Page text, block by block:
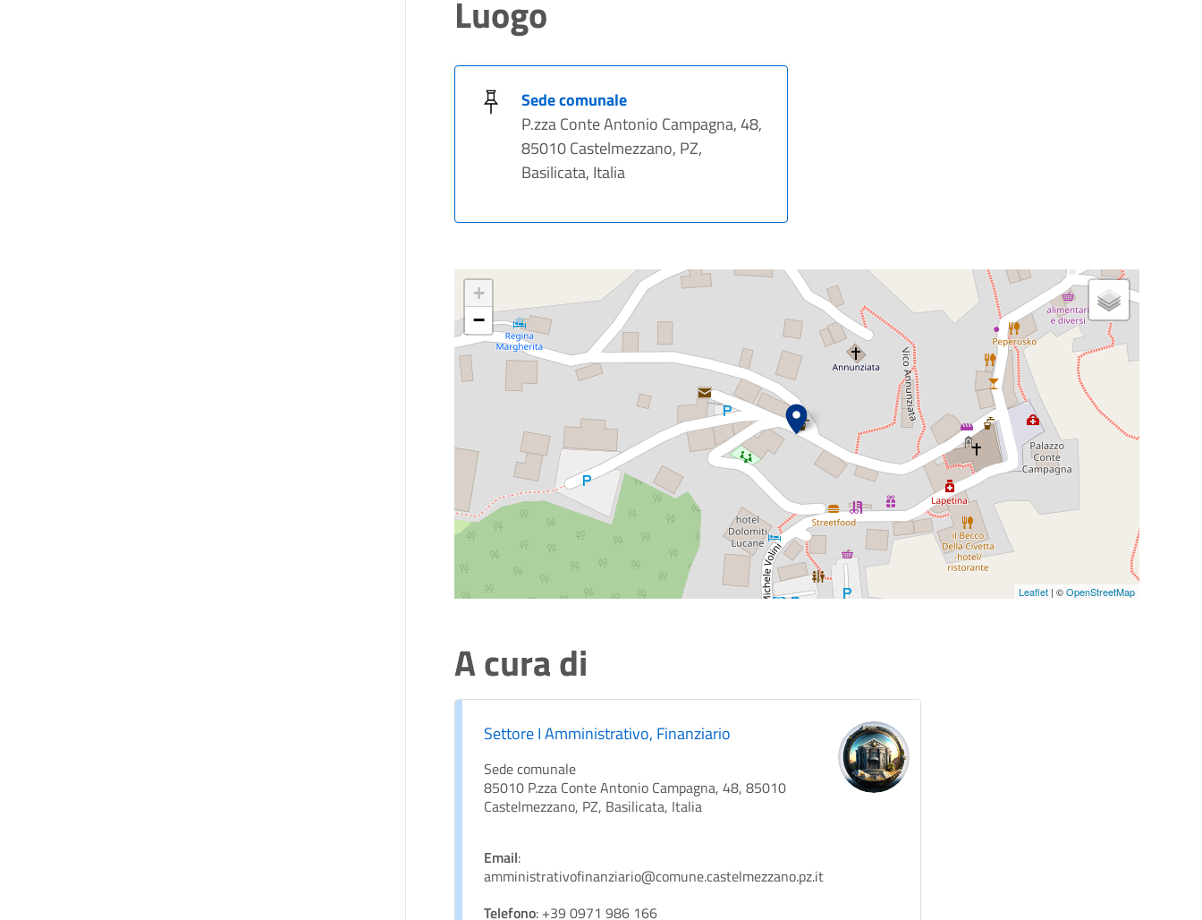
Luogo
Sede comunale
P.zza Conte Antonio Campagna, 48,
85010 Castelmezzano, PZ,
Basilicata, Italia
+
−
Leaflet| ©OpenStreetMap
A cura di
Settore I Amministrativo, Finanziario
Sede comunale
85010 P.zza Conte Antonio Campagna, 48, 85010
Castelmezzano, PZ, Basilicata, Italia
Email:
amministrativofinanziario@comune.castelmezzano.pz.it
Telefono: +39 0971 986 166